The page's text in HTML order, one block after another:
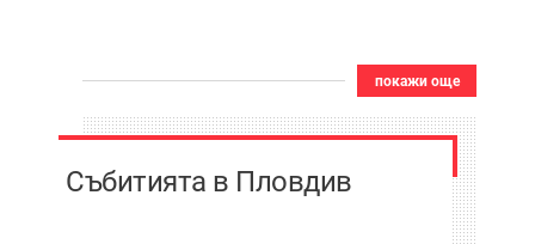
покажи още
Събитията в Пловдив